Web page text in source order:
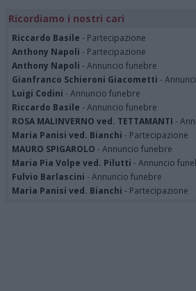
Ricordiamo i nostri cari
Riccardo Basile - Partecipazione
Anthony Napoli - Partecipazione
Anthony Napoli - Annuncio funebre
Gianfranco Schieroni Giacometti -
Luigi Codini - Annuncio funebre
Riccardo Basile - Annuncio funebre
ROSA MALINVERNO ved. TETTAMANTI -
Maria Panisi ved. Bianchi - Partecipazione
MAURO SPIGAROLO - Annuncio funebre
Maria Pia Volpe ved. Pilutti - Annuncio
Fulvio Barlascini - Annuncio funebre
Maria Panisi ved. Bianchi - Partecipazione